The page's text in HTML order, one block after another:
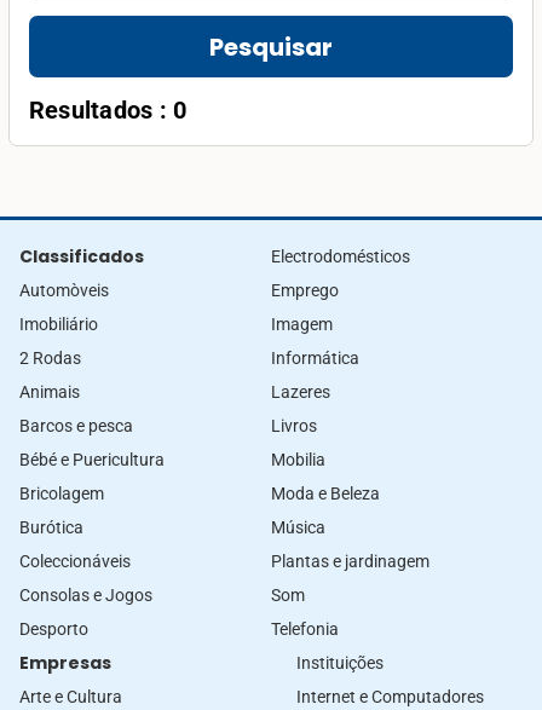
Pesquisar
Resultados : 0
Classificados
Automòveis
Imobiliário
2 Rodas
Animais
Barcos e pesca
Bébé e Puericultura
Bricolagem
Burótica
Coleccionáveis
Consolas e Jogos
Desporto
Electrodomésticos
Emprego
Imagem
Informática
Lazeres
Livros
Mobilia
Moda e Beleza
Música
Plantas e jardinagem
Som
Telefonia
Empresas
Arte e Cultura
Instituições
Internet e Computadores